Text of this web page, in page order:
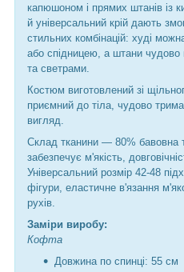
капюшоном і прямих штанів із
й універсальний крій дають
стильних комбінацій: худі
або спідницею, а штани
та светрами.
Костюм виготовлений зі
приємний до тіла, чудово
вигляд.
Склад тканини — 80% бавовна
забезпечує м'якість,
Універсальний розмір 42-48
фігури, еластичне в'язання
рухів.
Заміри виробу:
Кофта
Довжина по спинці: 55 см